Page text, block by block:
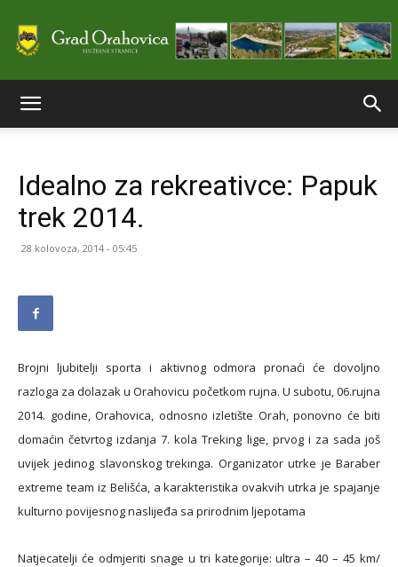
stranice
Idealno za rekreativce: Papuk
trek 2014.
28 kolovoza, 2014 - 05:45
Brojni ljubitelji sporta i aktivnog odmora pronaći će dovoljno
razloga za dolazak u Orahovicu početkom rujna. U subotu, 06.rujna
2014. godine, Orahovica, odnosno izletište Orah, ponovno će biti
domaćin četvrtog izdanja 7. kola Treking lige, prvog i za sada još
uvijek jedinog slavonskog trekinga. Organizator utrke je Baraber
extreme team iz Belišća, a karakteristika ovakvih utrka je spajanje
kulturno povijesnog naslijeđa sa prirodnim ljepotama
Natjecatelji će odmjeriti snage u tri kategorije: ultra – 40 – 45 km/